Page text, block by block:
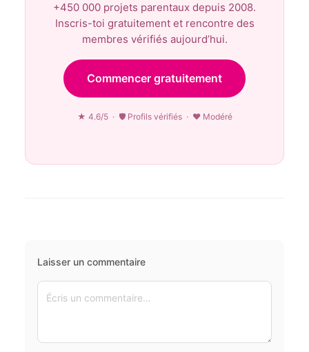
+450 000 projets parentaux depuis 2008.
Inscris-toi gratuitement et rencontre des
membres vérifiés aujourd’hui.
Commencer gratuitement
★ 4.6/5 · 🛡 Profils vérifiés · ♥ Modéré
Laisser un commentaire